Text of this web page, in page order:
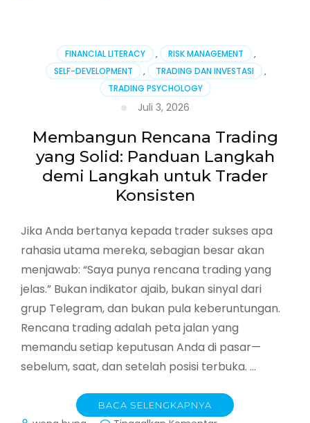
Trading:
Panduan
Praktis
Bertahan
Pasar
FINANCIAL LITERACY , RISK MANAGEMENT
,
SELF-DEVELOPMENT
, TRADING DAN INVESTASI
,
TRADING PSYCHOLOGY
Juli 3, 2026
Membangun Rencana Trading
yang Solid: Panduan Langkah
demi Langkah untuk Trader
Konsisten
Jika Anda bertanya kepada trader sukses apa
rahasia utama mereka, sebagian besar akan
menjawab: “Saya punya rencana trading yang
jelas.” Bukan indikator ajaib, bukan sinyal dari
grup Telegram, dan bukan pula keberuntungan.
Rencana trading adalah peta jalan yang
memandu setiap keputusan Anda di pasar—
sebelum, saat, dan setelah posisi terbuka. …
BACA SELENGKAPNYA